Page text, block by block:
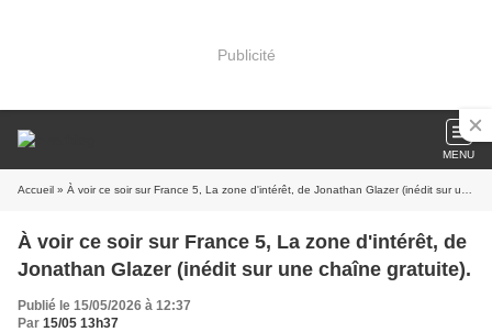
Publicité
MENU
Accueil » À voir ce soir sur France 5, La zone d'intérêt, de Jonathan Glazer (inédit sur une chaîne gratuite).
À voir ce soir sur France 5, La zone d'intérêt, de
Jonathan Glazer (inédit sur une chaîne gratuite).
Publié le 15/05/2026 à 12:37
Par 15/05 13h37